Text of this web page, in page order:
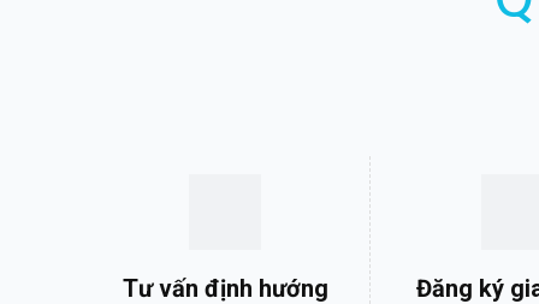
Tư vấn định hướng
Đăng ký